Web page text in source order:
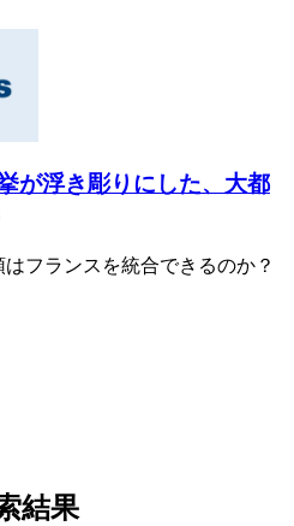
が浮き彫りにした、大都
フランスを統合できるのか？
結果